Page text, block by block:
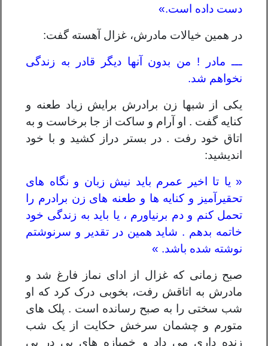
دست داده است.»
در همین خیالات مادرش، غزال آهسته گفت:
ـــ مادر ! من بدون آنها دیگر قادر به زندگی
نخواهم شد.
یکی از شبها زن برادرش برایش زیاد طعنه و
کنایه گفت . او آرام و ساکت از جا برخاست و به
اتاق خود رفت . در بستر دراز کشید و با خود
اندیشید:
« یا تا اخیر عمرم باید نیش زبان و نگاه های
تحقیرآمیز و کنایه ها و طعنه های زن برادرم را
تحمل کنم و دم برنیاورم ، یا باید به زندگی خود
خاتمه بدهم . شاید همین در تقدیر و سرنوشتم
نوشته شده باشد. »
صبح زمانی که غزال از ادای نماز فارغ شد و
مادرش به اتاقش رفت، بخوبی درک کرد که او
شب سختی را به صبح رسانده است . پلک های
متورم و چشمان سرخش حکایت از یک شب
زنده داری می داد و خمیازه های پی در پی